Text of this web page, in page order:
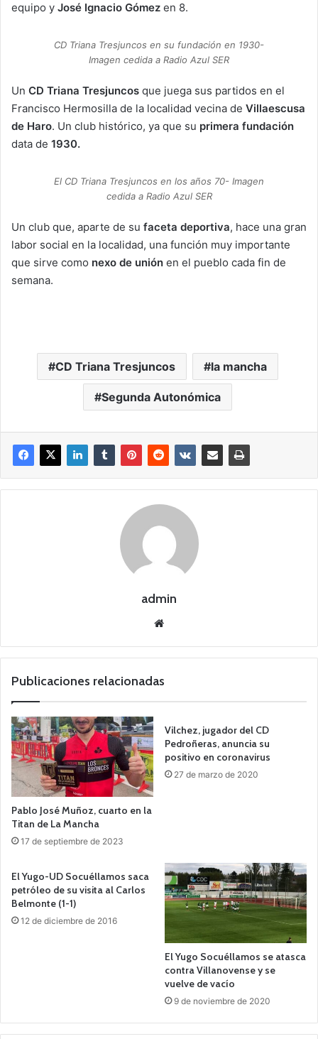
equipo y José Ignacio Gómez en 8.
CD Triana Tresjuncos en su fundación en 1930-
Imagen cedida a Radio Azul SER
Un CD Triana Tresjuncos que juega sus partidos en el
Francisco Hermosilla de la localidad vecina de Villaescusa
de Haro. Un club histórico, ya que su primera fundación
data de 1930.
El CD Triana Tresjuncos en los años 70- Imagen
cedida a Radio Azul SER
Un club que, aparte de su faceta deportiva, hace una gran
labor social en la localidad, una función muy importante
que sirve como nexo de unión en el pueblo cada fin de
semana.
CD Triana Tresjuncos la mancha
Segunda Autonómica
admin
we
Publicaciones relacionadas
Pablo José Muñoz, cuarto en la
Titan de La Mancha
17 de septiembre de 2023
Vilchez, jugador del CD
Pedroñeras, anuncia su
positivo en coronavirus
27 de marzo de 2020
El Yugo-UD Socuéllamos saca
petróleo de su visita al Carlos
Belmonte (1-1)
12 de diciembre de 2016
El Yugo Socuéllamos se atasca
contra Villanovense y se
vuelve de vacío
9 de noviembre de 2020